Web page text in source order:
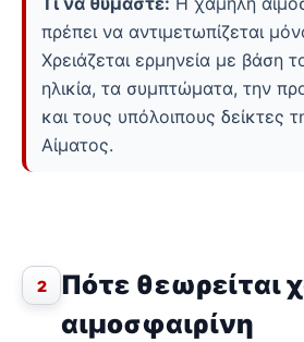
πρέπει να αντιμετωπίζεται
Χρειάζεται ερμηνεία με βάση
ηλικία, τα συμπτώματα, την
και τους υπόλοιπους δείκτες
Αίματος.
2
Πότε θεωρείται
αιμοσφαιρίνη